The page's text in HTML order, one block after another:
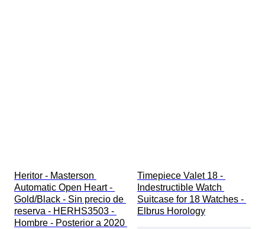
Heritor - Masterson
Automatic Open Heart -
Gold/Black - Sin precio de
reserva - HERHS3503 -
Hombre - Posterior a 2020
Timepiece Valet 18 -
Indestructible Watch
Suitcase for 18 Watches -
Elbrus Horology